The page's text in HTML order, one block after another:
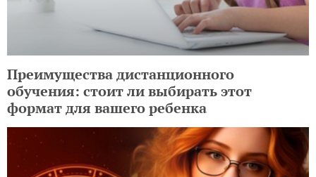
Преимущества дистанционного
обучения: стоит ли выбирать этот
формат для вашего ребенка